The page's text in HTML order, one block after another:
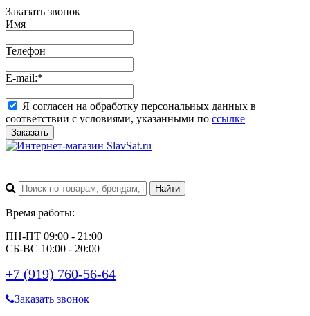
Заказать звонок
Имя
Телефон
E-mail:*
Я согласен на обработку персональных данных в
соответствии с условиями, указанными по ссылке
Заказать
Время работы:
ПН-ПТ 09:00 - 21:00
СБ-ВС 10:00 - 20:00
+7 (919) 760-56-64
Заказать звонок